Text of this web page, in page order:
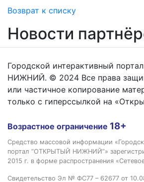
Возврат к списку
Новости
Городской интерактивный
НИЖНИЙ. © 2024 Все права
или частичное копирование
только с гиперссылкой на
Возрастное ограничение 18+
Средство массовой информации
портал “ОТКРЫТЫЙ НИЖНИЙ”»
2015 г. в форме распространения
Свидетельство Эл № ФС77 – 62677 от